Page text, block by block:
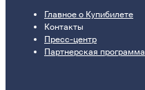
Главное о Купибилете
Контакты
Пресс-центр
Партнерская программа